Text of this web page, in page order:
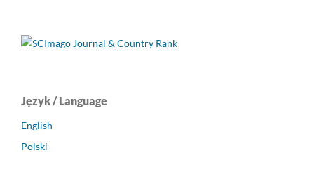
Język / Language
English
Polski